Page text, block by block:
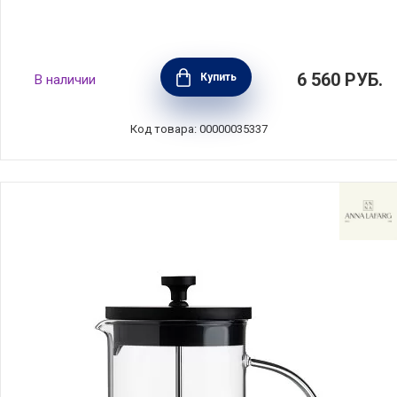
Кофейник френч-пресс La Cafetiere 850 мл,
нержавеющая сталь+стекло, Kitchen Craft,
Великобритания, LCROMA6CPSIL
В наличии Купить 6 560 РУБ.
Код товара: 00000035337